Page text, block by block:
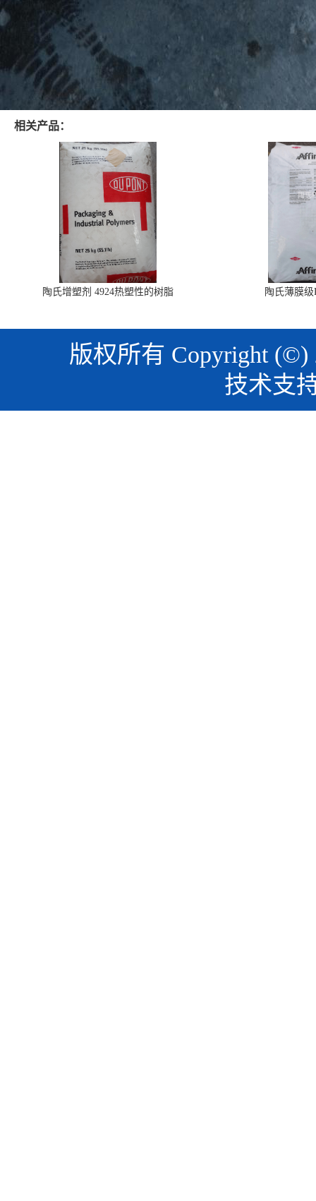
相关产品：
陶氏增塑剂 4924热塑性的树脂 陶氏薄膜级
版权所有 Copyright
技术支